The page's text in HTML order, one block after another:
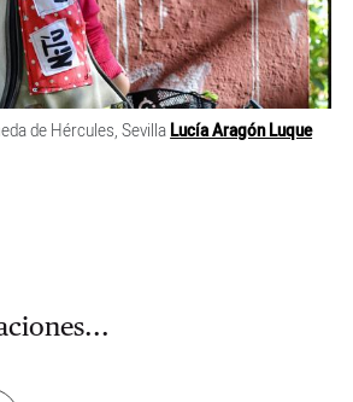
de Hércules, SevillaLucía Aragón Luque